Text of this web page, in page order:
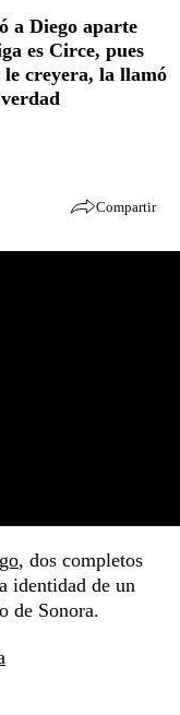
a Diego aparte
es Circe, pues
creyera, la llamó
Compartir
, dos completos
identidad de un
de Sonora.